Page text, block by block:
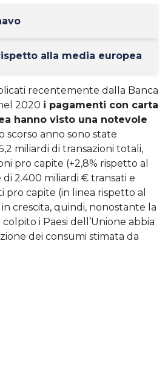
alla media europea
recentemente dalla Banca
2020 i pagamenti con carta
hanno visto una notevole
scorso anno sono state
miliardi di transazioni totali,
pro capite (+2,8% rispetto al
2.400 miliardi € transati e
pro capite (in linea rispetto al
crescita, quindi, nonostante la
i Paesi dell’Unione abbia
dei consumi stimata da